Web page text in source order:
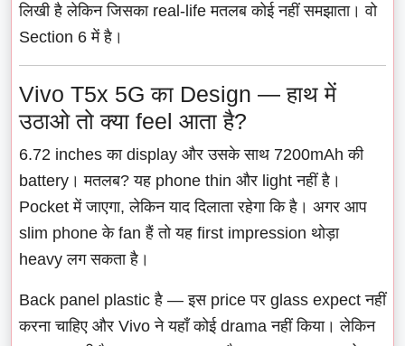
लिखी है लेकिन जिसका real-life मतलब कोई नहीं समझाता। वो
Section 6 में है।
Vivo T5x 5G का Design — हाथ में
उठाओ तो क्या feel आता है?
6.72 inches का display और उसके साथ 7200mAh की
battery। मतलब? यह phone thin और light नहीं है।
Pocket में जाएगा, लेकिन याद दिलाता रहेगा कि है। अगर आप
slim phone के fan हैं तो यह first impression थोड़ा
heavy लग सकता है।
Back panel plastic है — इस price पर glass expect नहीं
करना चाहिए और Vivo ने यहाँ कोई drama नहीं किया। लेकिन